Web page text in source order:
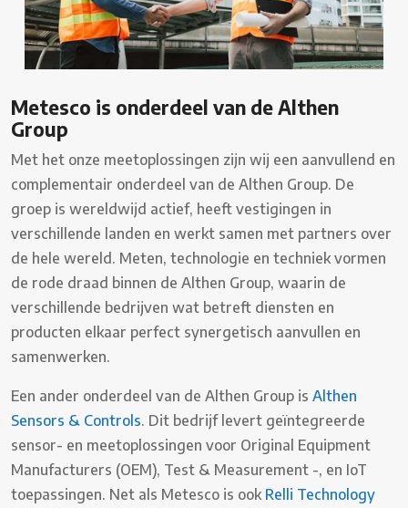
Metesco is onderdeel van de Althen
Group
Met het onze meetoplossingen zijn wij een aanvullend en
complementair onderdeel van de Althen Group. De
groep is wereldwijd actief, heeft vestigingen in
verschillende landen en werkt samen met partners over
de hele wereld. Meten, technologie en techniek vormen
de rode draad binnen de Althen Group, waarin de
verschillende bedrijven wat betreft diensten en
producten elkaar perfect synergetisch aanvullen en
samenwerken.
Een ander onderdeel van de Althen Group is Althen
Sensors & Controls. Dit bedrijf levert geïntegreerde
sensor- en meetoplossingen voor Original Equipment
Manufacturers (OEM), Test & Measurement -, en IoT
toepassingen. Net als Metesco is ook Relli Technology